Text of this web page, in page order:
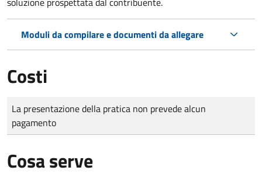
Moduli da compilare e documenti da allegare
Costi
Tipo di pagamento
Importo
La presentazione della pratica non prevede alcun
pagamento
Cosa serve